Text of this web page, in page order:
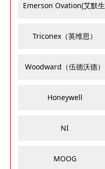
Emerson Ovation(艾默
Triconex（英维思）
Woodward（伍德沃德）
Honeywell
NI
MOOG